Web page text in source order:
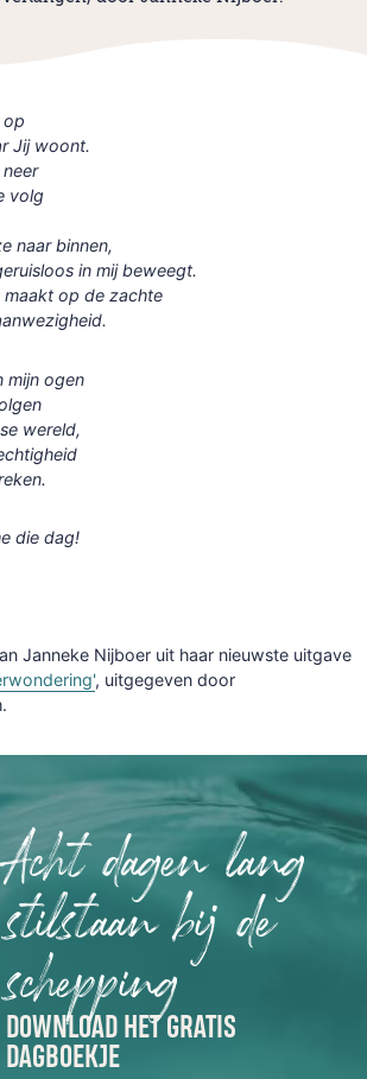
op
Jij woont.
volg
naar binnen,
in mij beweegt.
maakt op de zachte
mijn ogen
wereld,
die dag!
Janneke Nijboer uit haar nieuwste uitgave
, uitgegeven door
Acht dagen lang
stilstaan bij de
schepping
DOWNLOAD HET GRATIS
DAGBOEKJE